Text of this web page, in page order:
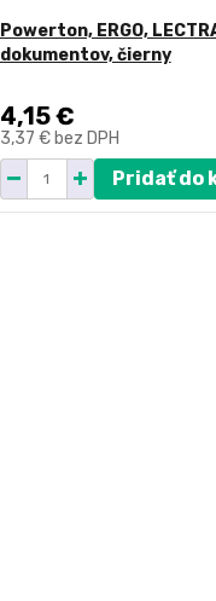
Powerton, ERGO,
dokumentov, čierny
4,15 €
3,37 € bez DPH
Pridať do